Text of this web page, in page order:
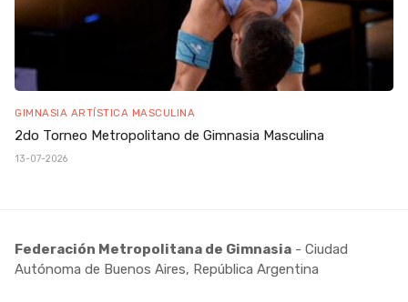
GIMNASIA ARTÍSTICA MASCULINA
2do Torneo Metropolitano de Gimnasia Masculina
13-07-2026
Federación Metropolitana de Gimnasia - Ciudad
Autónoma de Buenos Aires, República Argentina